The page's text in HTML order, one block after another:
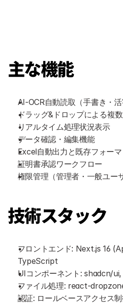
主な機能
AI-OCR自動読取（手書き・活
ドラッグ&ドロップによる複
リアルタイム処理状況表示
データ確認・編集機能
Excel自動出力と既存フォー
証明書承認ワークフロー
権限管理（管理者・一般ユー
技術スタック
フロントエンド: Next.js 16
TypeScript
UIコンポーネント: shadcn/
ファイル処理: react-
認証: ロールベースアクセス